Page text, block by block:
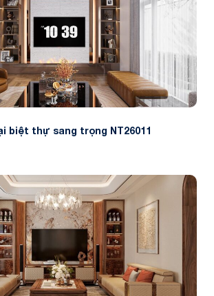
biệt thự sang trọng NT26011